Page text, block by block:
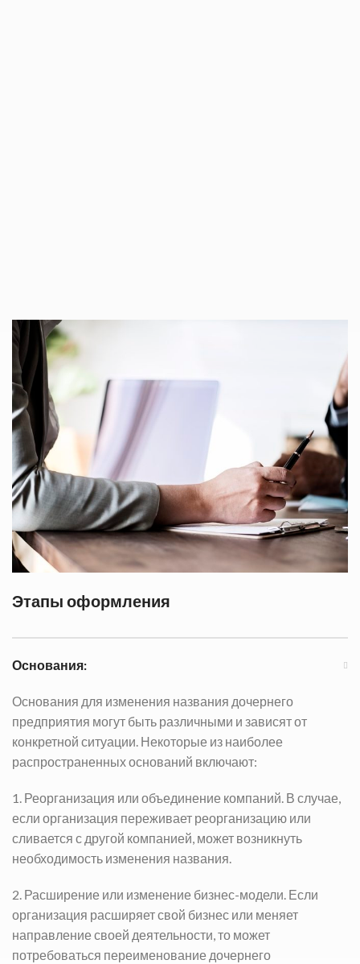
Этапы оформления
Основания:
Основания для изменения названия дочернего
предприятия могут быть различными и зависят от
конкретной ситуации. Некоторые из наиболее
распространенных оснований включают:
1. Реорганизация или объединение компаний. В случае,
если организация переживает реорганизацию или
сливается с другой компанией, может возникнуть
необходимость изменения названия.
2. Расширение или изменение бизнес-модели. Если
организация расширяет свой бизнес или меняет
направление своей деятельности, то может
потребоваться переименование дочернего